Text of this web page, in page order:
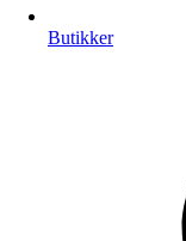
Butikker